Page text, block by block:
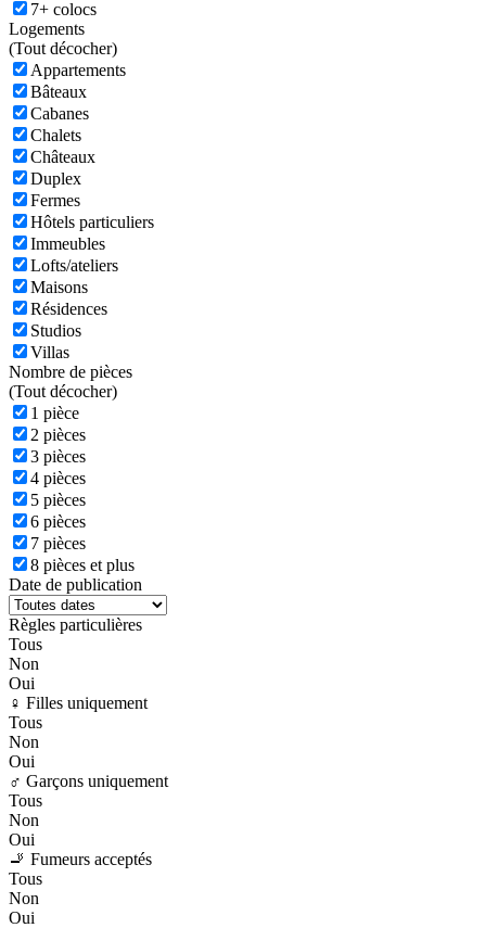
7+ colocs
Logements
(Tout décocher)
Appartements
Bâteaux
Cabanes
Chalets
Châteaux
Duplex
Fermes
Hôtels particuliers
Immeubles
Lofts/ateliers
Maisons
Résidences
Studios
Villas
Nombre de pièces
(Tout décocher)
1 pièce
2 pièces
3 pièces
4 pièces
5 pièces
6 pièces
7 pièces
8 pièces et plus
Date de publication
Règles particulières
Tous
Non
Oui
♀️ Filles uniquement
Tous
Non
Oui
♂️ Garçons uniquement
Tous
Non
Oui
🚬 Fumeurs acceptés
Tous
Non
Oui